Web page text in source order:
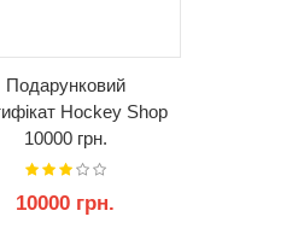
Подарунковий
Hockey Shop
10000 грн.
10000 грн.